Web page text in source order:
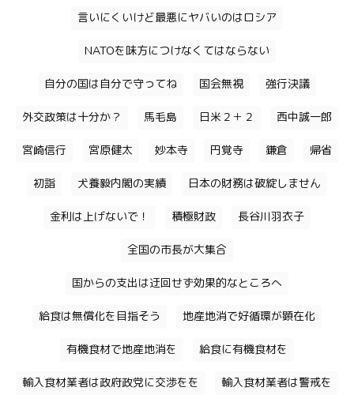
言いにくいけど最悪にヤバいのはロシア
NATOを味方につけなくてはならない
自分の国は自分で守ってね 国会無視 強行決議
外交政策は十分か？ 馬毛島 日米２＋２ 西中誠一郎
宮崎信行 宮原健太 妙本寺 円覚寺 鎌倉 帰省
初詣 犬養毅内閣の実績 日本の財務は破綻しません
金利は上げないで！ 積極財政 長谷川羽衣子
全国の市長が大集合
国からの支出は迂回せず効果的なところへ
給食は無償化を目指そう 地産地消で好循環が顕在化
有機食材で地産地消を 給食に有機食材を
輸入食材業者は政府政党に交渉をを 輸入食材業者は警戒を